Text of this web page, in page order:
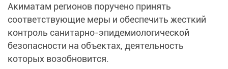
Акиматам регионов поручено принять
соответствующие меры и обеспечить жесткий
контроль санитарно-эпидемиологической
безопасности на объектах, деятельность
которых возобновится.